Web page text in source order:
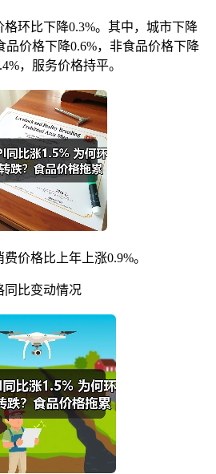
环比下降0.3%。其中，城市下降
品价格下降0.6%，非食品价格下降
，服务价格持平。
价格比上年上涨0.9%。
同比变动情况